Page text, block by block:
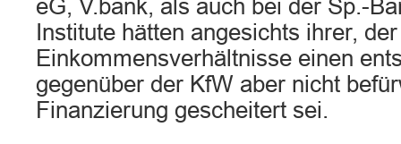
eG, V.bank, als auch bei der Sp.-
Institute hätten angesichts ihrer,
Einkommensverhältnisse einen
gegenüber der KfW aber nicht
Finanzierung gescheitert sei.